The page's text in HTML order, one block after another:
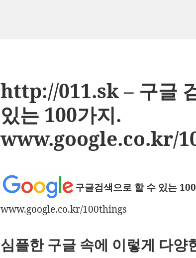
http://011.sk – 구글
있는 100가지.
www.google.co.kr/
구글검색으로 할 수 있는
www.google.co.kr/100things
심플한 구글 속에 이렇게 다양